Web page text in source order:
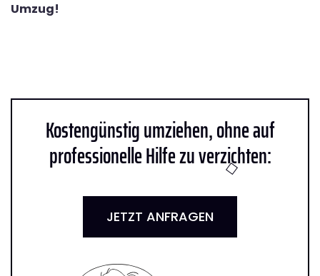
Umzug!
Kostengünstig umziehen, ohne auf
professionelle Hilfe zu verzichten:
JETZT ANFRAGEN